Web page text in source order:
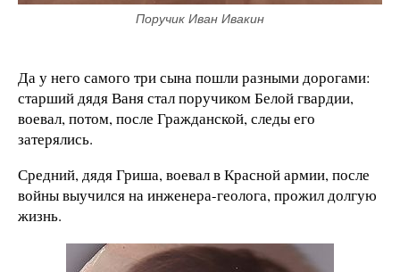
Поручик Иван Ивакин
Да у него самого три сына пошли разными дорогами:
старший дядя Ваня стал поручиком Белой гвардии,
воевал, потом, после Гражданской, следы его
затерялись.
Средний, дядя Гриша, воевал в Красной армии, после
войны выучился на инженера-геолога, прожил долгую
жизнь.